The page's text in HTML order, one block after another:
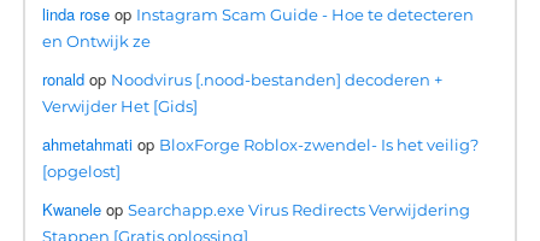
linda rose op Instagram Scam Guide - Hoe te detecteren
en Ontwijk ze
ronald op Noodvirus [.nood-bestanden] decoderen +
Verwijder Het [Gids]
ahmetahmati op BloxForge Roblox-zwendel- Is het veilig?
[opgelost]
Kwanele opSearchapp.exe Virus Redirects Verwijdering
Stappen [Gratis oplossing]